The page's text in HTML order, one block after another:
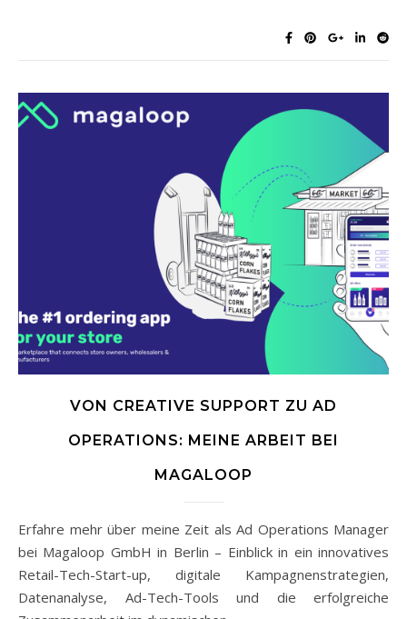
VON CREATIVE SUPPORT ZU AD
OPERATIONS: MEINE ARBEIT BEI
MAGALOOP
Erfahre mehr über meine Zeit als Ad Operations Manager
bei Magaloop GmbH in Berlin – Einblick in ein innovatives
Retail-Tech-Start-up, digitale Kampagnenstrategien,
Datenanalyse, Ad-Tech-Tools und die erfolgreiche